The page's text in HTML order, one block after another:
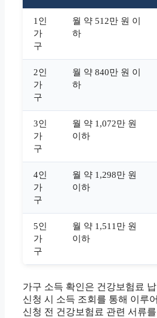
1인
가
구
월 약 512만 원 이
하
2인
가
구
월 약 840만 원 이
하
3인
가
구
월 약 1,072만 원
이하
4인
가
구
월 약 1,298만 원
이하
5인
가
구
월 약 1,511만 원
이하
가구 소득 확인은 건강보험료
신청 시 소득 조회를 통해 이루
신청 전 건강보험료 관련 서류